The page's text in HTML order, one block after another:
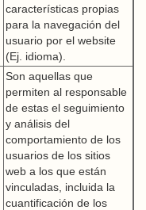
características propias
para la navegación del
usuario por el website
(Ej. idioma).
Son aquellas que
permiten al responsable
de estas el seguimiento
y análisis del
comportamiento de los
usuarios de los sitios
web a los que están
vinculadas, incluida la
cuantificación de los